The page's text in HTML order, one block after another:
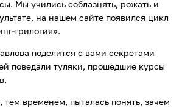
Мы учились соблазнять, рожать и
на нашем сайте появился цикл
трилогия».
поделится с вами секретами
поведали туляки, прошедшие курсы
временем, пыталась понять, зачем